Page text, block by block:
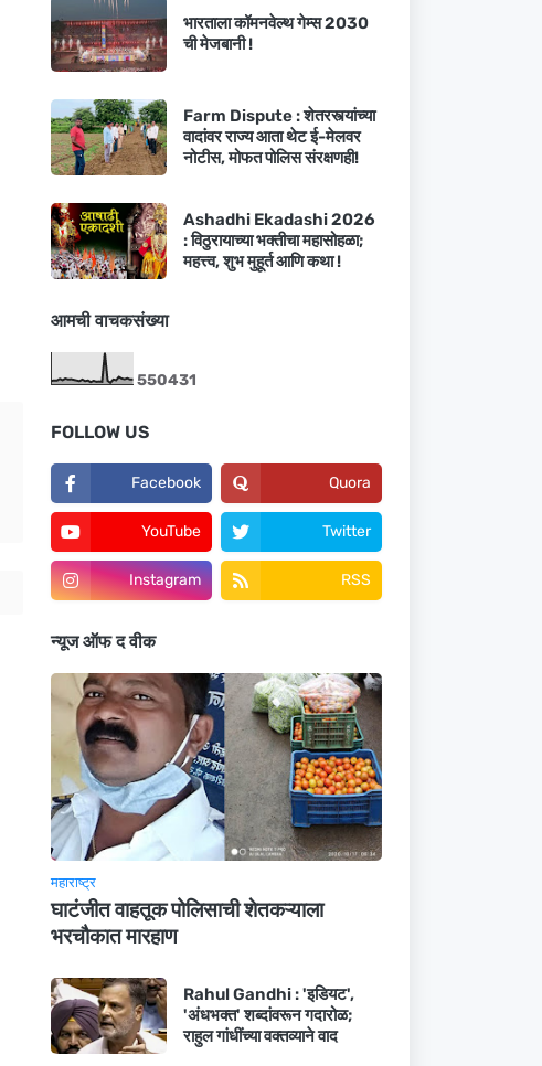
भारताला कॉमनवेल्थ गेम्स 2030
ची मेजबानी !
Farm Dispute : शेतरस्त्यांच्या
वादांवर राज्य आता थेट ई-मेलवर
नोटीस, मोफत पोलिस संरक्षणही!
Ashadhi Ekadashi 2026
: विठुरायाच्या भक्तीचा महासोहळा;
महत्त्व, शुभ मुहूर्त आणि कथा !
आमची वाचकसंख्या
550431
FOLLOW US
Facebook Quora
YouTube Twitter
Instagram RSS
न्यूज ऑफ द वीक
महाराष्ट्र
घाटंजीत वाहतूक पोलिसाची शेतकऱ्याला
भरचौकात मारहाण
Rahul Gandhi : 'इडियट',
'अंधभक्त' शब्दांवरून गदारोळ;
राहुल गांधींच्या वक्तव्याने वाद